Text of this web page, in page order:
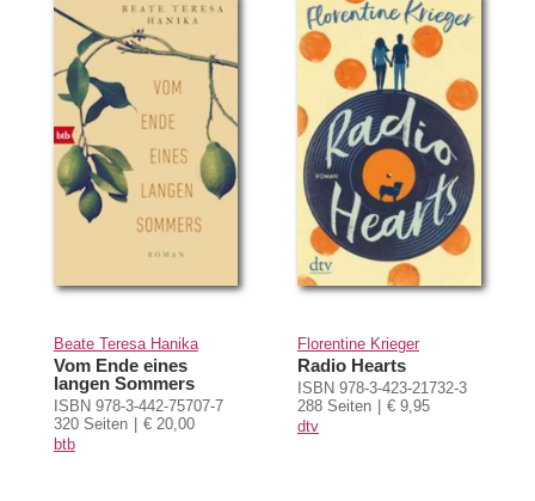
Beate Teresa Hanika
Vom Ende eines
langen Sommers
ISBN 978-3-442-75707-7
320 Seiten
€ 20,00
btb
Florentine Krieger
Radio Hearts
ISBN 978-3-423-21732-3
288 Seiten
€ 9,95
dtv